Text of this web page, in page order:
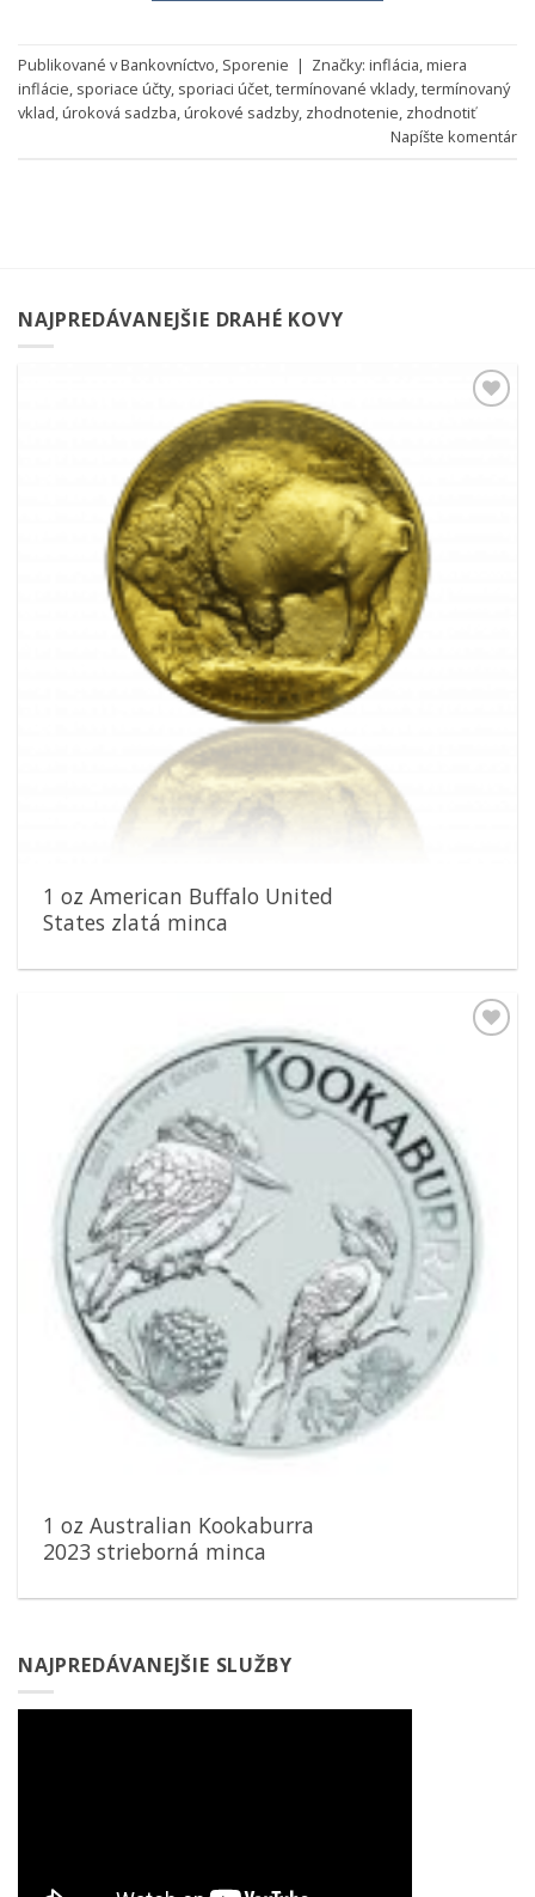
Publikované vBankovníctvo, Sporenie | Značky: inflácia,miera
inflácie, sporiace účty, sporiaci účet,termínované vklady,termínovaný
vklad,úroková sadzba,úrokové sadzby, zhodnotenie, zhodnotiť
Napíšte komentár
NAJPREDÁVANEJŠIE DRAHÉ KOVY
1 oz American Buffalo United
States zlatá minca
1 oz Australian Kookaburra
2023 strieborná minca
NAJPREDÁVANEJŠIE SLUŽBY